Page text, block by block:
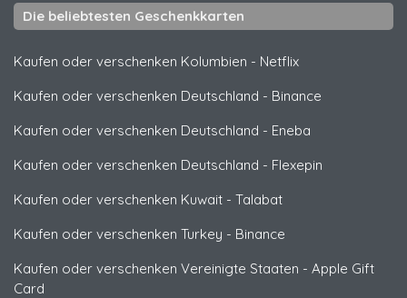
Die beliebtesten Geschenkkarten
Kaufen oder verschenken Kolumbien - Netflix
Kaufen oder verschenken Deutschland - Binance
Kaufen oder verschenken Deutschland - Eneba
Kaufen oder verschenken Deutschland - Flexepin
Kaufen oder verschenken Kuwait - Talabat
Kaufen oder verschenken Turkey - Binance
Kaufen oder verschenken Vereinigte Staaten - Apple Gift
Card